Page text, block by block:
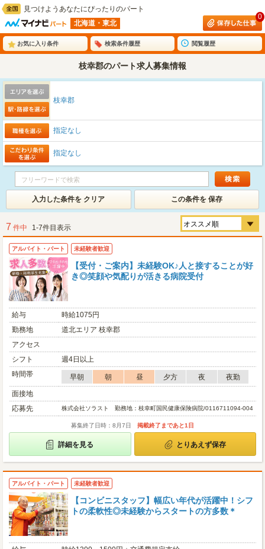
見つけようあなたにぴったりのパート
北海道・東北
0
お気に入り条件 検索条件履歴 閲覧履歴
枝幸郡のパート求人募集情報
枝幸郡
指定なし
指定なし
入力した条件を クリア この条件を 保存
7 件中 1-7件目表示
アルバイト・パート 未経験者歓迎
【受付・ご案内】未経験OK♪人と接することが好
き◎笑顔や気配りが活きる病院受付
給与
時給1075円
勤務地
道北エリア 枝幸郡
アクセス
シフト
週4日以上
時間帯
早朝 朝 昼 夕方 夜
夜勤
面接地
応募先
株式会社ソラスト 勤務地：枝幸町国民健康保険病院/0116711094-004
募集終了日時：8月7日 掲載終了まであと1日
詳細を見る とりあえず保存
アルバイト・パート 未経験者歓迎
【コンビニスタッフ】幅広い年代が活躍中！シフ
トの柔軟性◎未経験からスタートの方多数＊